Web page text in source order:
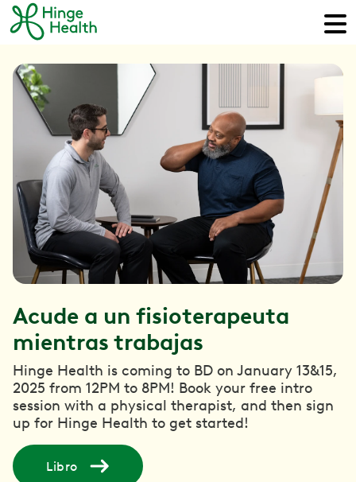
Acude a un fisioterapeuta
mientras trabajas
Hinge Health is coming to BD on January 13&15,
2025 from 12PM to 8PM! Book your free intro
session with a physical therapist, and then sign
up for Hinge Health to get started!
Libro